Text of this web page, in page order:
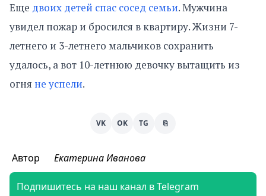
Еще двоих детей спас сосед семьи. Мужчина
увидел пожар и бросился в квартиру. Жизни 7-
летнего и 3-летнего мальчиков сохранить
удалось, а вот 10-летнюю девочку вытащить из
огня не успели.
VK OK TG ⎘
Автор Екатерина Иванова
Подпишитесь на наш канал в Telegram